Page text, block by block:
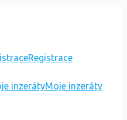
Registrace
Moje inzeráty
IKEA